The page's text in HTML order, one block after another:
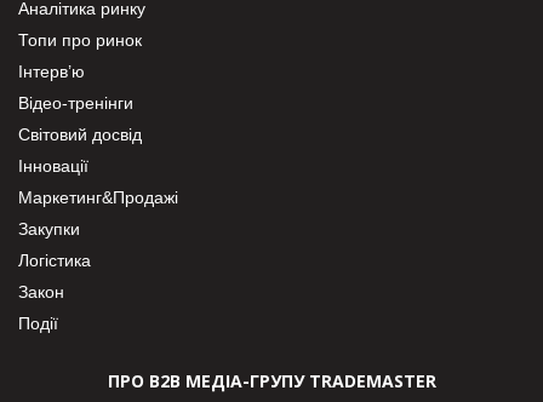
Аналітика ринку
Топи про ринок
Інтерв’ю
Відео-тренінги
Світовий досвід
Інновації
Маркетинг&Продажі
Закупки
Логістика
Закон
Події
ПРО В2В МЕДІА-ГРУПУ TRADEMASTER